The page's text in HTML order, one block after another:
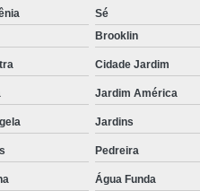
Sé
Brooklin
Cidade Jardim
Jardim América
Jardins
Pedreira
Água Funda